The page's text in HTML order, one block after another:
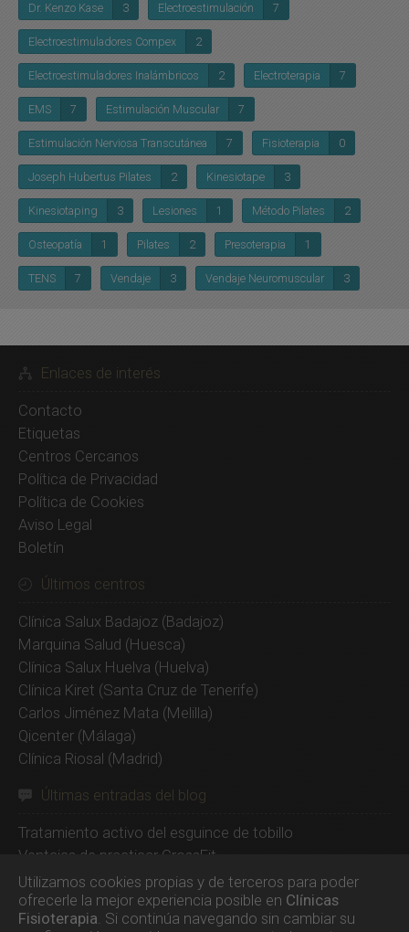
Utilizamos cookies propias y de terceros para poder
ofrecerle la mejor experiencia posible en Clínicas
Fisioterapia. Si continúa navegando sin cambiar su
Dr. Kenzo Kase 3 Electroestimulación 7
Electroestimuladores Compex 2
Electroestimuladores Inalámbricos 2 Electroterapia 7
EMS 7 Estimulación Muscular 7
Estimulación Nerviosa Transcutánea 7 Fisioterapia 0
Joseph Hubertus Pilates 2 Kinesiotape 3
Kinesiotaping 3 Lesiones 1 Método Pilates 2
Osteopatía 1 Pilates 2 Presoterapia 1
TENS 7 Vendaje 3 Vendaje Neuromuscular 3
Enlaces de interés
Contacto
Etiquetas
Centros Cercanos
Política de Privacidad
Política de Cookies
Aviso Legal
Boletín
Últimos centros
Clínica Salux Badajoz (Badajoz)
Marquina Salud (Huesca)
Clínica Salux Huelva (Huelva)
Clínica Kiret (Santa Cruz de Tenerife)
Carlos Jiménez Mata (Melilla)
Qicenter (Málaga)
Clínica Riosal (Madrid)
Últimas entradas del blog
Tratamiento activo del esguince de tobillo
Ventajas de practicar CrossFit
Beurer EM49, un electroestimulador barato y
superventas
Compex SP 8.0, el mejor electroestimulador de 2020